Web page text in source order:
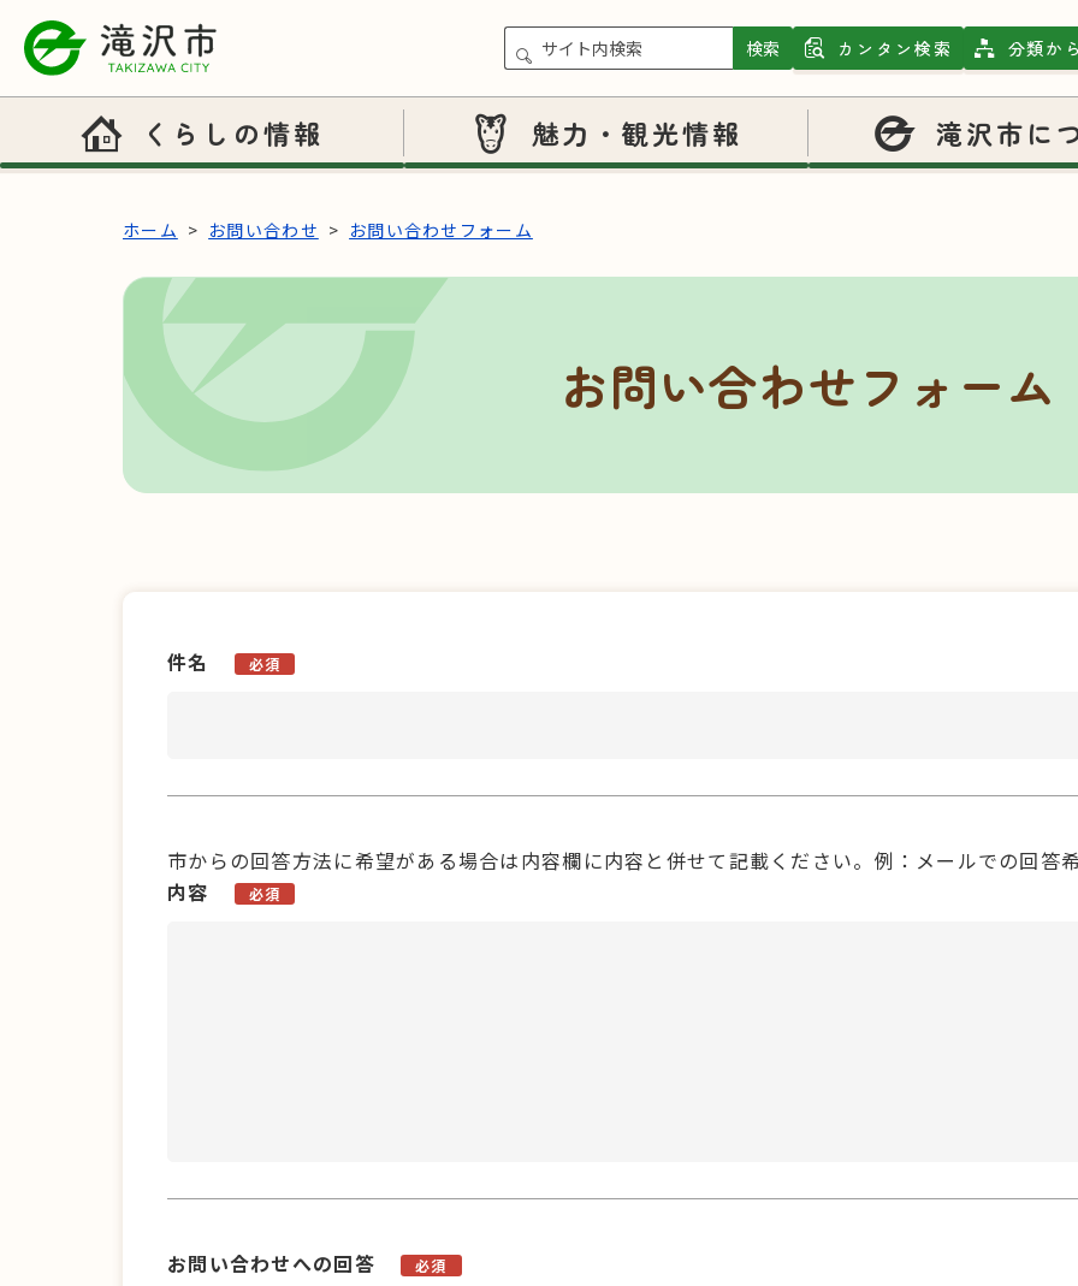
本文へスキップ
検索 カンタン検索 分類か
くらしの情報 魅力・観光情報 滝沢市に
ホーム お問い合わせ お問い合わせフォーム
お問い合わせフォーム
件名 必須
市からの回答方法に希望がある場合は内容欄に内容と併せて記載ください。例：メールでの回答
内容
必須
お問い合わせへの回答 必須